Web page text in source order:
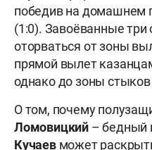
победив на домашнем
(1:0). Завоёванные
оторваться от зоны
прямой вылет
однако до зоны
О том, почему
Ломовицкий – бедный
Кучаевможет